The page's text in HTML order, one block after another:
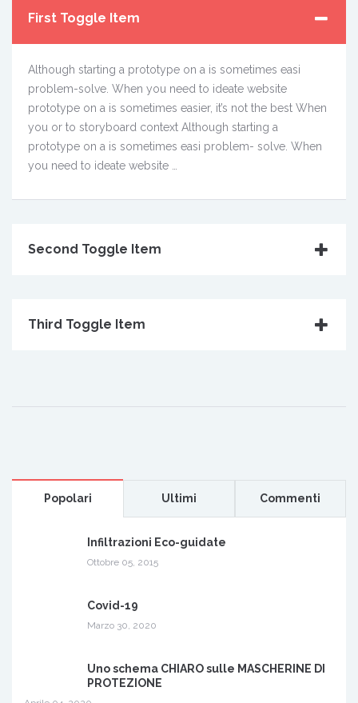
First Toggle Item
Although starting a prototype on a is sometimes easi
problem-solve. When you need to ideate website
prototype on a is sometimes easier, it’s not the best When
you or to storyboard context Although starting a
prototype on a is sometimes easi problem- solve. When
you need to ideate website …
Second Toggle Item
Third Toggle Item
Popolari Ultimi Commenti
Infiltrazioni Eco-guidate
Ottobre 05, 2015
Covid-19
Marzo 30, 2020
Uno schema CHIARO sulle MASCHERINE DI
PROTEZIONE